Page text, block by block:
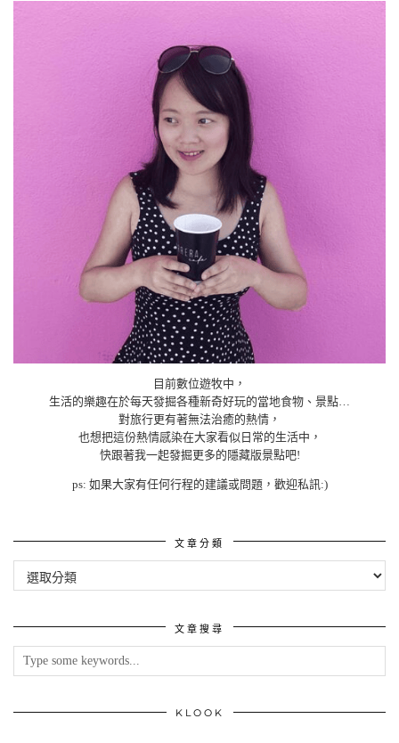
目前數位遊牧中，
生活的樂趣在於每天發掘各種新奇好玩的當地食物、景點…
對旅行更有著無法治癒的熱情，
也想把這份熱情感染在大家看似日常的生活中，
快跟著我一起發掘更多的隱藏版景點吧!
ps: 如果大家有任何行程的建議或問題，歡迎私訊:)
文章分類
文章搜尋
KLOOK